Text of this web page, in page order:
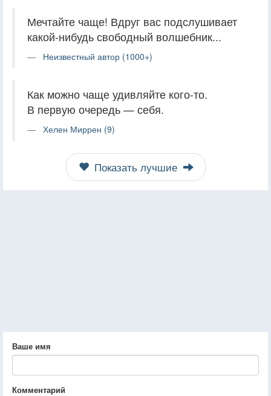
Мечтайте чаще! Вдруг вас подслушивает
какой-нибудь свободный волшебник...
Неизвестный автор (1000+)
Как можно чаще удивляйте кого-то.
В первую очередь — себя.
Хелен Миррен (9)
Показать лучшие
Ваше имя
Комментарий